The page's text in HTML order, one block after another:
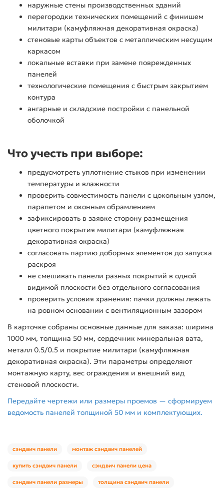
наружные стены производственных зданий
перегородки технических помещений с финишем
милитари (камуфляжная декоративная окраска)
стеновые карты объектов с металлическим несущим
каркасом
локальные вставки при замене поврежденных
панелей
технологические помещения с быстрым закрытием
контура
ангарные и складские постройки с панельной
оболочкой
Что учесть при выборе:
предусмотреть уплотнение стыков при изменении
температуры и влажности
проверить совместимость панели с цокольным узлом,
парапетом и оконным обрамлением
зафиксировать в заявке сторону размещения
цветного покрытия милитари (камуфляжная
декоративная окраска)
согласовать партию доборных элементов до запуска
раскроя
не смешивать панели разных покрытий в одной
видимой плоскости без отдельного согласования
проверить условия хранения: пачки должны лежать
на ровном основании с вентиляционным зазором
В карточке собраны основные данные для заказа: ширина
1000 мм, толщина 50 мм, сердечник минеральная вата,
металл 0.5/0.5 и покрытие милитари (камуфляжная
декоративная окраска). Эти параметры определяют
монтажную карту, вес ограждения и внешний вид
стеновой плоскости.
Передайте чертежи или размеры проемов — сформируем
ведомость панелей толщиной 50 мм и комплектующих.
сэндвич панели монтаж сэндвич панелей
купить сэндвич панели сэндвич панели цена
сэндвич панели размеры толщина сэндвич панели